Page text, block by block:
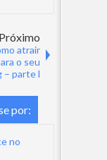
Próximo
atrair
o seu
– parte l
por:
no